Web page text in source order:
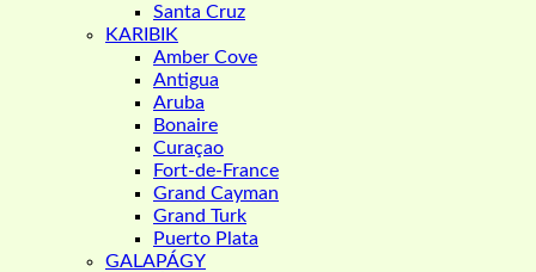
Santa Cruz
KARIBIK
Amber Cove
Antigua
Aruba
Bonaire
Curaçao
Fort-de-France
Grand Cayman
Grand Turk
Puerto Plata
GALAPÁGY